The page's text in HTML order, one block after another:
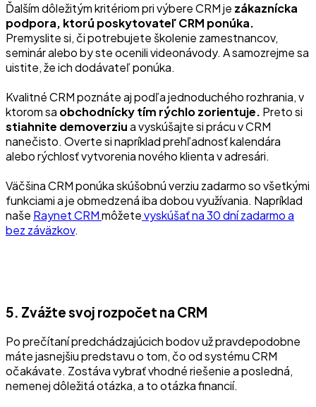
Ďalším dôležitým kritériom pri výbere CRM je zákaznícka
podpora, ktorú poskytovateľ CRM ponúka.
Premyslite si, či potrebujete školenie zamestnancov,
seminár alebo by ste ocenili videonávody. A samozrejme sa
uistite, že ich dodávateľ ponúka.
Kvalitné CRM poznáte aj podľa jednoduchého rozhrania, v
ktorom sa obchodnícky tím rýchlo zorientuje. Preto si
stiahnite demoverziua vyskúšajte si prácu v CRM
nanečisto. Overte si napríklad prehľadnosť kalendára
alebo rýchlosť vytvorenia nového klienta v adresári.
Väčšina CRM ponúka skúšobnú verziu zadarmo so všetkými
funkciami a je obmedzená iba dobou využívania. Napríklad
naše Raynet CRMmôžetevyskúšať na 30 dní zadarmo a
bez záväzkov.
5. Zvážte svoj rozpočet na CRM
Po prečítaní predchádzajúcich bodov už pravdepodobne
máte jasnejšiu predstavu o tom, čo od systému CRM
očakávate. Zostáva vybrať vhodné riešenie a posledná,
nemenej dôležitá otázka, a to otázka financií.